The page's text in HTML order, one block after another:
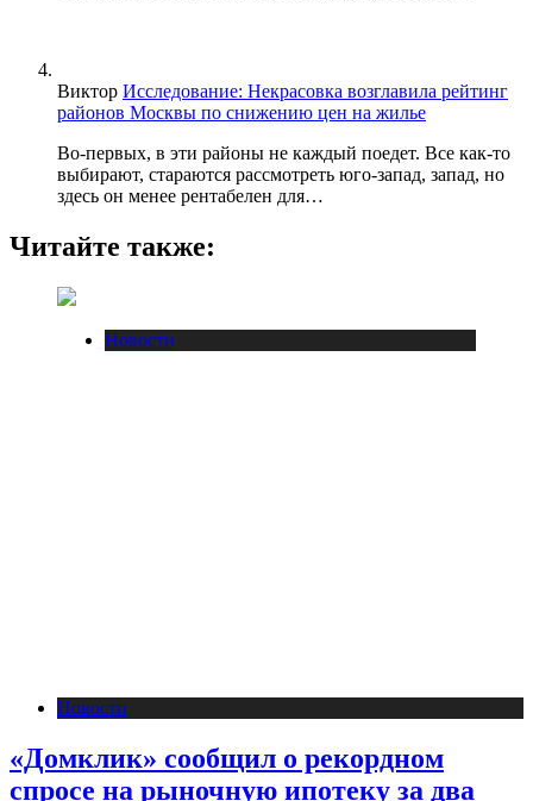
Виктор Исследование: Некрасовка возглавила рейтинг
районов Москвы по снижению цен на жилье
Во-первых, в эти районы не каждый поедет. Все как-то
выбирают, стараются рассмотреть юго-запад, запад, но
здесь он менее рентабелен для…
Читайте также:
Новости
Новости
«Домклик» сообщил о рекордном
спросе на рыночную ипотеку за два